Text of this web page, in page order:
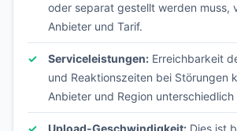
oder separat gestellt werden muss,
Anbieter und Tarif.
Serviceleistungen: Erreichbarkeit
und Reaktionszeiten bei Störungen
Anbieter und Region unterschiedlich
Upload-Geschwindigkeit: Dies ist